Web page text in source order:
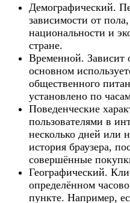
Демографический.
зависимости от
национальности и
стране.
Временной. Зависит
основном
общественного
установлено по
Поведенческие
пользователями в
несколько дней или
история браузера,
совершённые
Географический.
определённом
пункте. Например,